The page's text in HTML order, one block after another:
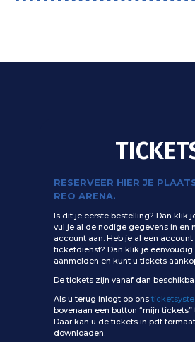
RESERVEER HIER JE
REO ARENA.
Is dit je eerste bestelling? Dan klik
vul je al de nodige gegevens in en
account aan. Heb je al een account
ticketdienst? Dan klik je eenvoudig
aanmelden en kunt u tickets
De tickets zijn vanaf dan
Als u terug inlogt op ons
bovenaan een button “mijn
Daar kan u de tickets in pdf
downloaden.